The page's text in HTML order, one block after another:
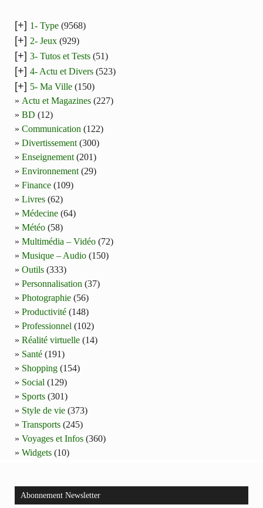
[+] 1- Type (9568)
[+] 2- Jeux (929)
[+] 3- Tutos et Tests (51)
[+] 4- Actu et Divers (523)
[+] 5- Ma Ville (150)
Actu et Magazines (227)
BD (12)
Communication (122)
Divertissement (300)
Enseignement (201)
Environnement (29)
Finance (109)
Livres (62)
Médecine (64)
Météo (58)
Multimédia – Vidéo (72)
Musique – Audio (150)
Outils (333)
Personnalisation (37)
Photographie (56)
Productivité (148)
Professionnel (102)
Réalité virtuelle (14)
Santé (191)
Shopping (154)
Social (129)
Sports (301)
Style de vie (373)
Transports (245)
Voyages et Infos (360)
Widgets (10)
Abonnement Newsletter